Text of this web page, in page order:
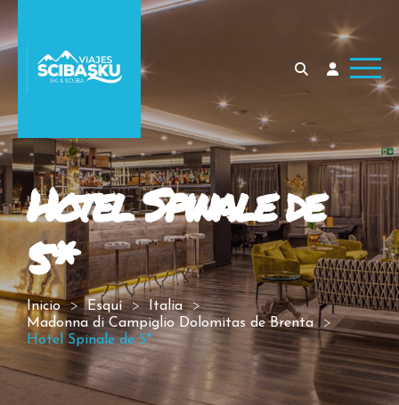
Hotel Spinale de
5*
Inicio Esquí
Italia
Madonna di Campiglio Dolomitas de Brenta
Hotel Spinale de 5*